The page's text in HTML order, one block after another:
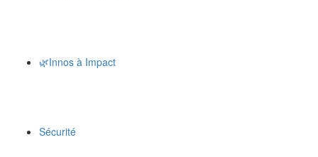
🌿Innos à Impact
Sécurité